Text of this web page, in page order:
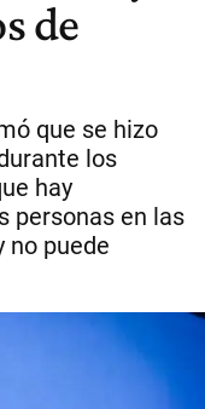
de
que se hizo
los
hay
personas en las
no puede